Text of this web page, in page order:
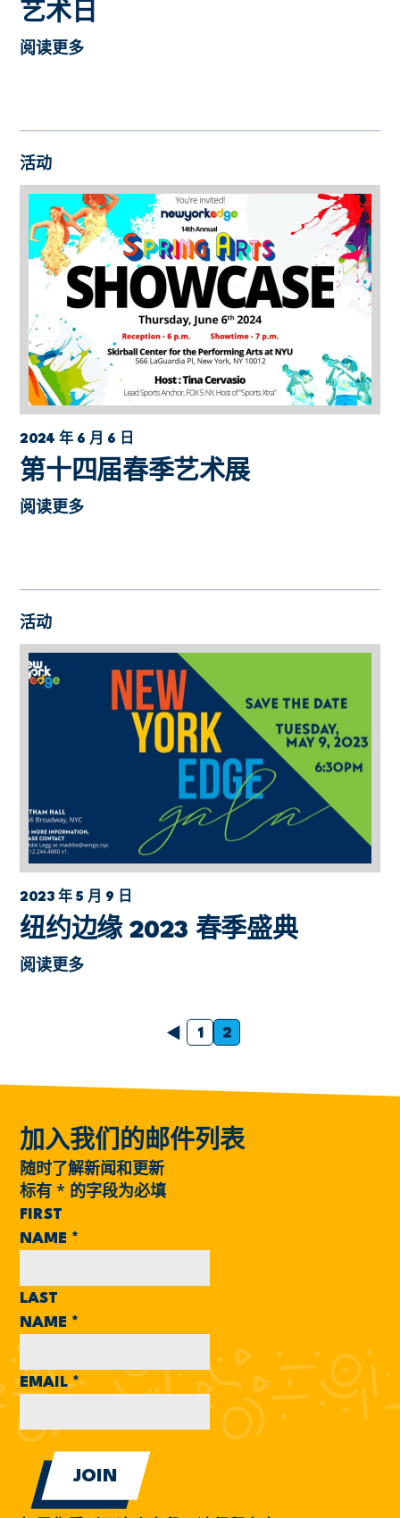
艺术日
阅读更多
活动
2024 年 6 月 6 日
第十四届春季艺术展
阅读更多
活动
2023 年 5 月 9 日
纽约边缘 2023 春季盛典
阅读更多
以前的
1 2
加入我们的邮件列表
随时了解新闻和更新
标有* 的字段为必填
FIRST
NAME *
LAST
NAME *
EMAIL*